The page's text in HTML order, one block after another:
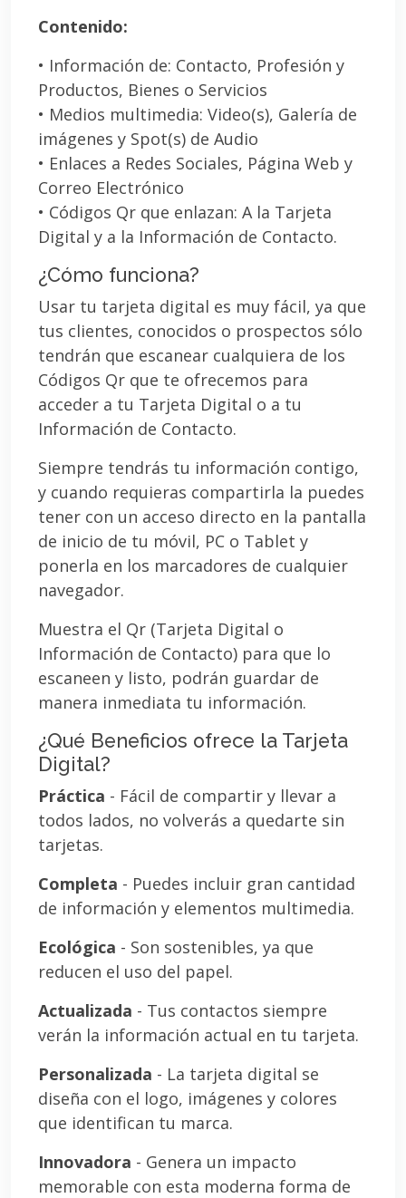
Contenido:
• Información de: Contacto, Profesión y
Productos, Bienes o Servicios
• Medios multimedia: Video(s), Galería de
imágenes y Spot(s) de Audio
• Enlaces a Redes Sociales, Página Web y
Correo Electrónico
• Códigos Qr que enlazan: A la Tarjeta
Digital y a la Información de Contacto.
¿Cómo funciona?
Usar tu tarjeta digital es muy fácil, ya que
tus clientes, conocidos o prospectos sólo
tendrán que escanear cualquiera de los
Códigos Qr que te ofrecemos para
acceder a tu Tarjeta Digital o a tu
Información de Contacto.
Siempre tendrás tu información contigo,
y cuando requieras compartirla la puedes
tener con un acceso directo en la pantalla
de inicio de tu móvil, PC o Tablet y
ponerla en los marcadores de cualquier
navegador.
Muestra el Qr (Tarjeta Digital o
Información de Contacto) para que lo
escaneen y listo, podrán guardar de
manera inmediata tu información.
¿Qué Beneficios ofrece la Tarjeta
Digital?
Práctica - Fácil de compartir y llevar a
todos lados, no volverás a quedarte sin
tarjetas.
Completa - Puedes incluir gran cantidad
de información y elementos multimedia.
Ecológica - Son sostenibles, ya que
reducen el uso del papel.
Actualizada - Tus contactos siempre
verán la información actual en tu tarjeta.
Personalizada - La tarjeta digital se
diseña con el logo, imágenes y colores
que identifican tu marca.
Innovadora - Genera un impacto
memorable con esta moderna forma de